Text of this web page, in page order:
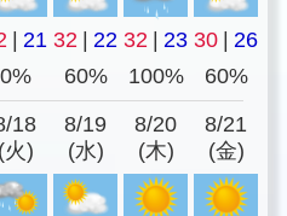
21 32 22 32 23 30
26
0% 60% 100% 60%
18
(火)
8/19
(水)
8/20
(木)
8/21
(金)